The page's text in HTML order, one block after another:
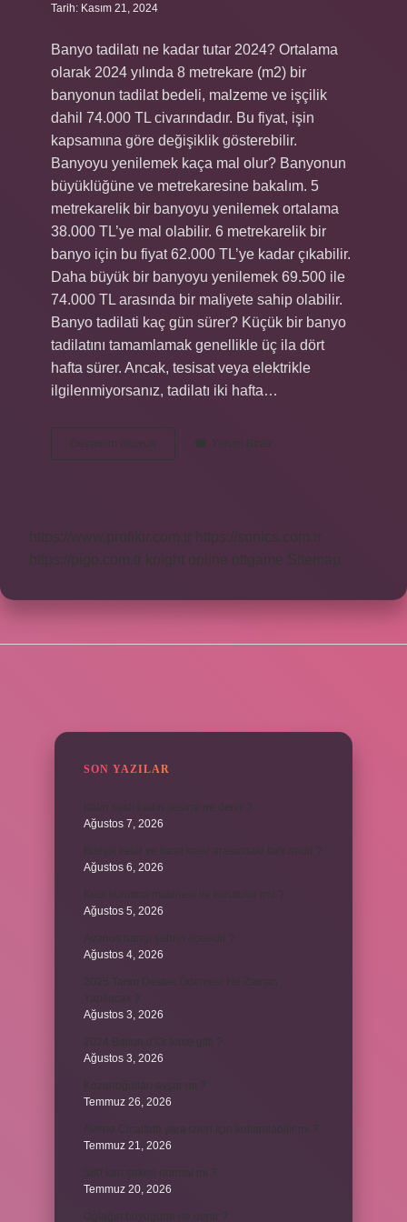
Tarih: Kasım 21, 2024
Banyo tadilatı ne kadar tutar 2024? Ortalama
olarak 2024 yılında 8 metrekare (m2) bir
banyonun tadilat bedeli, malzeme ve işçilik
dahil 74.000 TL civarındadır. Bu fiyat, işin
kapsamına göre değişiklik gösterebilir.
Banyoyu yenilemek kaça mal olur? Banyonun
büyüklüğüne ve metrekaresine bakalım. 5
metrekarelik bir banyoyu yenilemek ortalama
38.000 TL’ye mal olabilir. 6 metrekarelik bir
banyo için bu fiyat 62.000 TL’ye kadar çıkabilir.
Daha büyük bir banyoyu yenilemek 69.500 ile
74.000 TL arasında bir maliyete sahip olabilir.
Banyo tadilati kaç gün sürer? Küçük bir banyo
tadilatını tamamlamak genellikle üç ila dört
hafta sürer. Ancak, tesisat veya elektrikle
ilgilenmiyorsanız, tadilatı iki hafta…
Devamını okuyun
Tadilatında
Yorum Bırak
https://www.profikir.com.tr
https://sonics.com.tr
https://pigo.com.tr
knight online nttgame Sitemap
SON YAZILAR
Ağustos 7, 2026
Ağustos 6, 2026
Ağustos 5, 2026
Ağustos 4, 2026
Ağustos 3, 2026
Ağustos 3, 2026
Temmuz 26, 2026
Temmuz 21, 2026
Temmuz 20, 2026